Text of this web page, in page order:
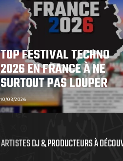
TOP FESTIVAL TECHNO
2026 EN FRANCE À NE
SURTOUT PAS LOUPER
10/03/2026
ARTISTES DJ & PRODUCTEURS À